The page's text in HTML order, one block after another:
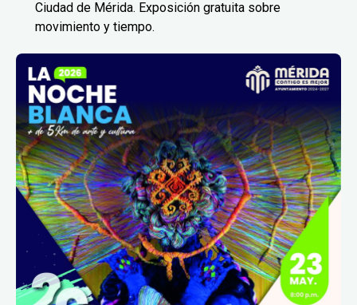
Ciudad de Mérida. Exposición gratuita sobre
movimiento y tiempo.